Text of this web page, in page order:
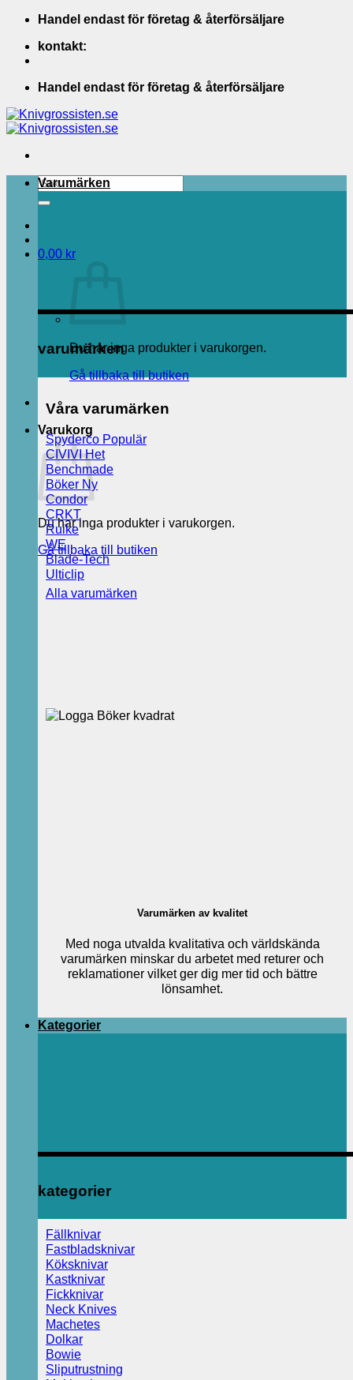
Skip
content
Handel endast för företag & återförsäljare
kontakt:
Handel endast för företag & återförsäljare
Sök
efter:
0,00 kr
Du har inga produkter i varukorgen.
Gå tillbaka till butiken
Varukorg
Du har inga produkter i varukorgen.
Gå tillbaka till butiken
Varumärken
varumärken
Våra varumärken
Spyderco
CIVIVI
Benchmade
Böker
Condor
CRKT
Ruike
WE
Blade-Tech
Ulticlip
Alla varumärken
Varumärken av kvalitet
Med noga utvalda kvalitativa och världskända
varumärken minskar du arbetet med returer och
reklamationer vilket ger dig mer tid och bättre
lönsamhet.
Kategorier
kategorier
Fällknivar
Fastbladsknivar
Köksknivar
Kastknivar
Fickknivar
Neck Knives
Machetes
Dolkar
Bowie
Sliputrustning